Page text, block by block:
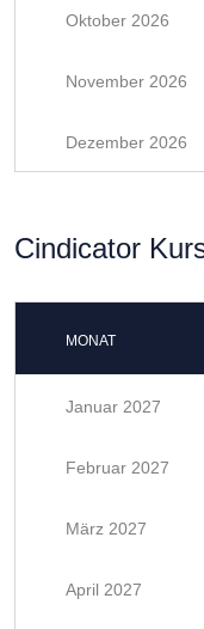
Oktober 2026
November 2026
Dezember 2026
Cindicator
MONAT
Januar 2027
Februar 2027
März 2027
April 2027